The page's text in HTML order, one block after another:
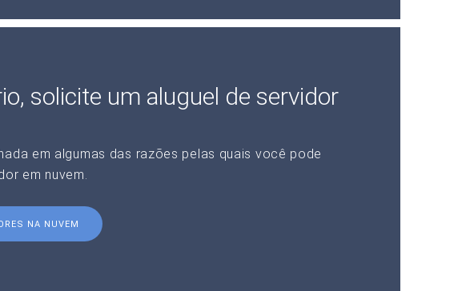
solicite um aluguel de servidor
em algumas das razões pelas quais você pode
em nuvem.
NA NUVEM